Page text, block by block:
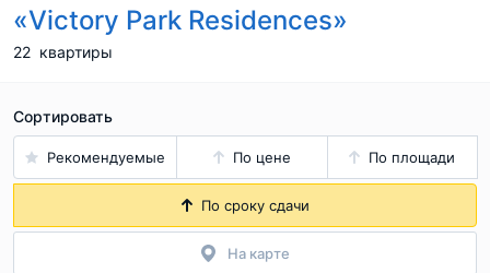
«Victory Park Residences»
22 квартиры
Сортировать
Рекомендуемые По цене По площади
По сроку сдачи
На карте